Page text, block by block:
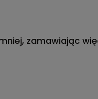
zamawiając